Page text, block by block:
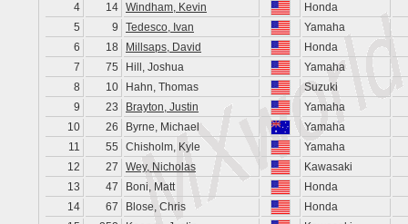
4
14 Windham, Kevin
Honda
5
9 Tedesco, Ivan
Yamaha
6
18 Millsaps, David
Honda
7
75 Hill, Joshua
Yamaha
8
10 Hahn, Thomas
Suzuki
9
23 Brayton, Justin
Yamaha
10
26 Byrne, Michael
Yamaha
11
55 Chisholm, Kyle
Yamaha
12
27 Wey, Nicholas
Kawasaki
13
47 Boni, Matt
Honda
14
67 Blose, Chris
Honda